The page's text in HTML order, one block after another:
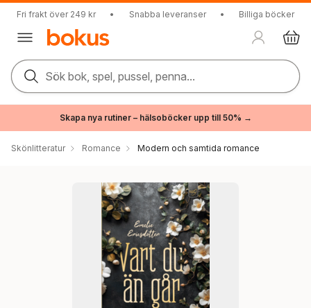
Fri frakt över 249 kr • Snabba leveranser • Billiga böcker
Sök bok, spel, pussel, penna...
Skapa nya rutiner – hälsoböcker upp till 50% →
Skönlitteratur Romance Modern och samtida romance